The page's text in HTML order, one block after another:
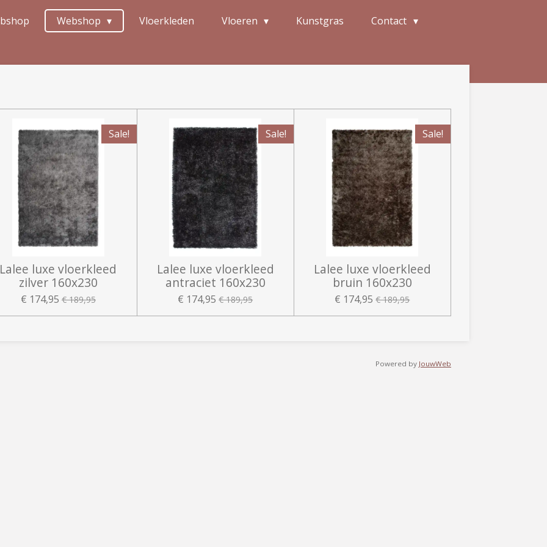
Webshop Vloerkleden Vloeren Kunstgras Contact
Sale!
Lalee luxe vloerkleed
zilver 160x230
€ 174,95 € 189,95
Sale!
Lalee luxe vloerkleed
antraciet 160x230
€ 174,95 € 189,95
Sale!
Lalee luxe vloerkleed
bruin 160x230
€ 174,95 € 189,95
Powered by JouwWeb